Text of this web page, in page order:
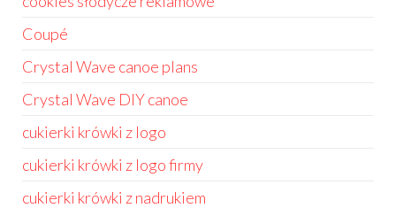
Coupé
Crystal Wave canoe plans
Crystal Wave DIY canoe
cukierki krówki z logo
cukierki krówki z logo firmy
cukierki krówki z nadrukiem